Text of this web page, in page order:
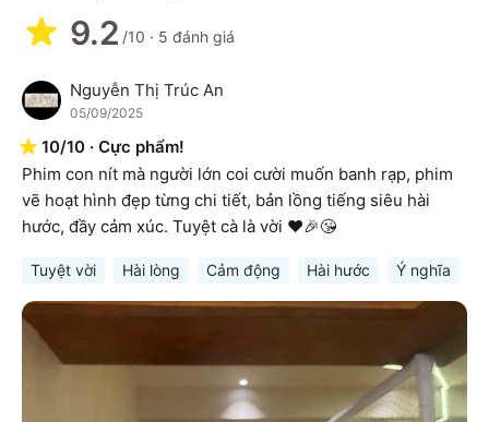
9.2 /10 · 5 đánh giá
N Nguyễn Thị Trúc An
05/09/2025
10/10 · Cực phẩm!
Phim con nít mà người lớn coi cười muốn banh rạp, phim
vẽ hoạt hình đẹp từng chi tiết, bản lồng tiếng siêu hài
hước, đầy cảm xúc. Tuyệt cà là vời ❤️🎉😘
Tuyệt vời Hài lòng Cảm động Hài hước Ý nghĩa